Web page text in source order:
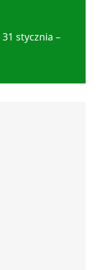
31 stycznia –